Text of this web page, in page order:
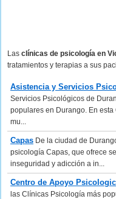
Las clínicas de psicología en
tratamientos y terapias a sus
Asistencia y Servicios
Servicios Psicológicos de
populares en Durango. En
mu...
Capas De la ciudad de
psicología Capas, que ofrece
inseguridad y adicción a in...
Centro de Apoyo
las Clínicas Psicología más